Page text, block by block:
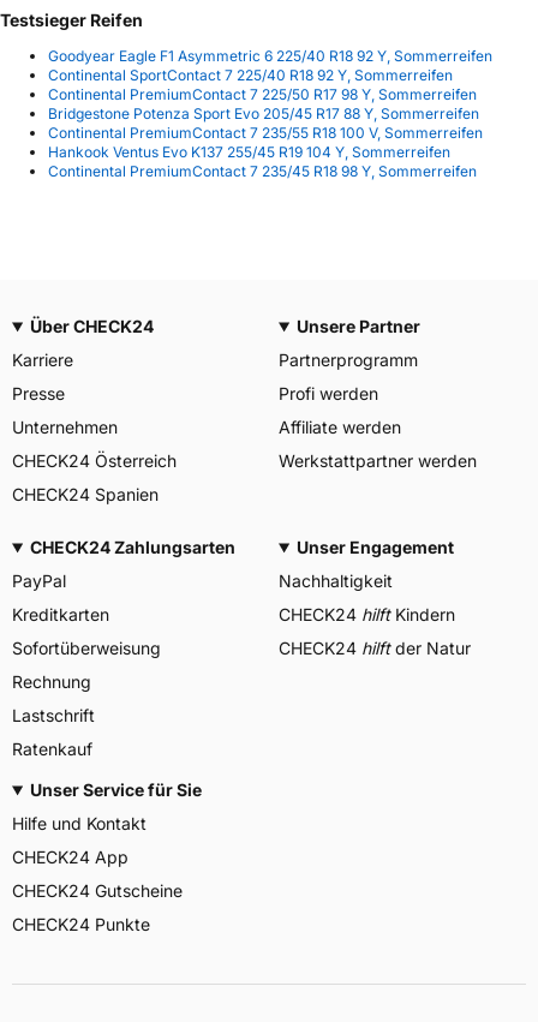
Testsieger Reifen
Goodyear Eagle F1 Asymmetric 6 225/40 R18 92 Y, Sommerreifen
Continental SportContact 7 225/40 R18 92 Y, Sommerreifen
Continental PremiumContact 7 225/50 R17 98 Y, Sommerreifen
Bridgestone Potenza Sport Evo 205/45 R17 88 Y, Sommerreifen
Continental PremiumContact 7 235/55 R18 100 V, Sommerreifen
Hankook Ventus Evo K137 255/45 R19 104 Y, Sommerreifen
Continental PremiumContact 7 235/45 R18 98 Y, Sommerreifen
Über CHECK24
Karriere
Presse
Unternehmen
CHECK24 Österreich
CHECK24 Spanien
Unsere Partner
Partnerprogramm
Profi werden
Affiliate werden
Werkstattpartner werden
CHECK24 Zahlungsarten
PayPal
Kreditkarten
Sofortüberweisung
Rechnung
Lastschrift
Ratenkauf
Unser Engagement
Nachhaltigkeit
CHECK24 hilftKindern
CHECK24 hilftder Natur
Unser Service für Sie
Hilfe und Kontakt
CHECK24 App
CHECK24 Gutscheine
CHECK24 Punkte